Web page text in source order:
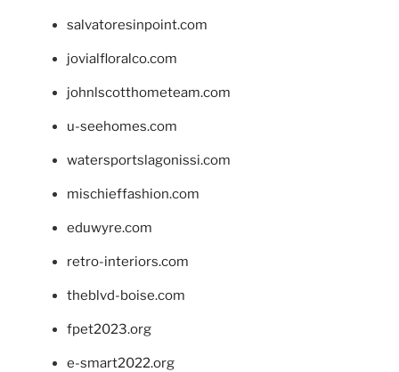
salvatoresinpoint.com
jovialfloralco.com
johnlscotthometeam.com
u-seehomes.com
watersportslagonissi.com
mischieffashion.com
eduwyre.com
retro-interiors.com
theblvd-boise.com
fpet2023.org
e-smart2022.org